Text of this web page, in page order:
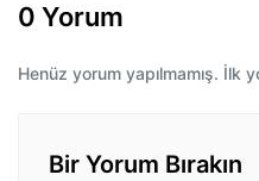
0 Yorum
Henüz yorum yapılmamış. İlk
Bir Yorum Bırakın